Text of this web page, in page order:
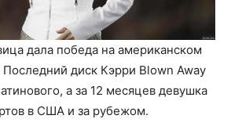
дала победа на американском
диск Кэрри Blown Away
а за 12 месяцев девушка
в США и за рубежом.